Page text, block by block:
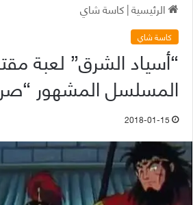
الرئيسية|كاسة شاي
كاسة شاي
“أسياد الشرق” لعبة
المسلسل المشهور
2018-01-15